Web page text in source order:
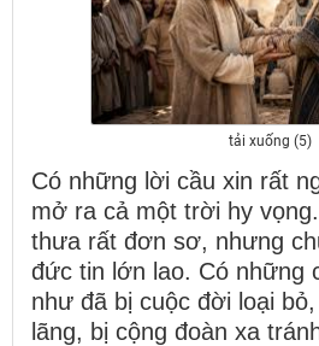
tải xuống (5)
Có những lời cầu xin rất
mở ra cả một trời hy
thưa rất đơn sơ, nhưng
đức tin lớn lao. Có những
như đã bị cuộc đời loại
lãng, bị cộng đoàn xa